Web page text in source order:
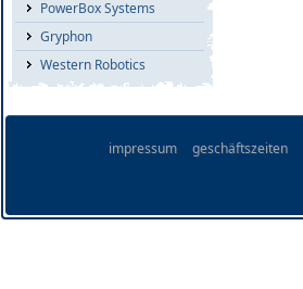
PowerBox Systems
Gryphon
Western Robotics
impressum geschäftszeiten